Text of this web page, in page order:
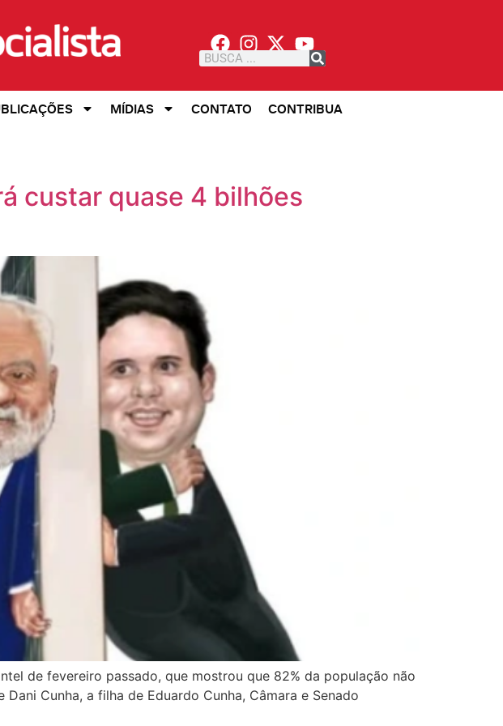
MÍDIAS CONTATO CONTRIBUA
custar quase 4 bilhões
de fevereiro passado, que mostrou que 82% da população não
Cunha, a filha de Eduardo Cunha, Câmara e Senado